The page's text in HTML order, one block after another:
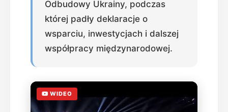
Odbudowy Ukrainy, podczas
której padły deklaracje o
wsparciu, inwestycjach i dalszej
współpracy międzynarodowej.
WIDEO